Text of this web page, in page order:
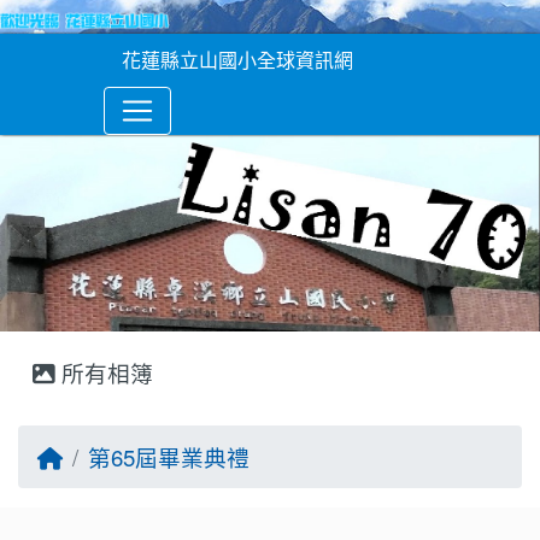
花蓮縣立山國小全球資訊網
所有相簿
回首頁
第65屆畢業典禮